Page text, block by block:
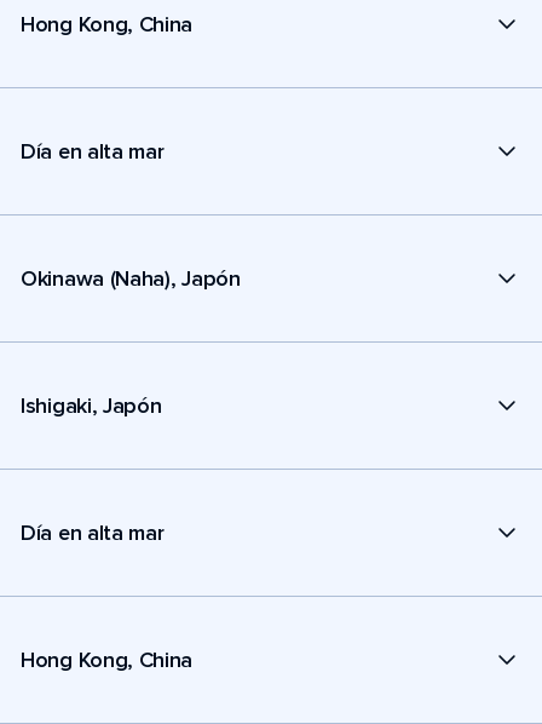
Hong Kong, China
Día en alta mar
Okinawa (Naha), Japón
Ishigaki, Japón
Día en alta mar
Hong Kong, China